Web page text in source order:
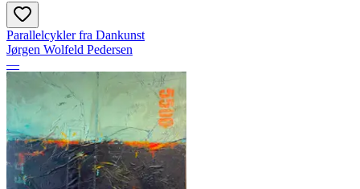
Parallelcykler fra Dankunst
Jørgen Wolfeld Pedersen
—